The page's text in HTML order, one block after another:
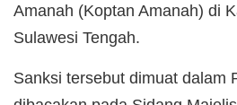
Amanah (Koptan Amanah) di
Sulawesi Tengah.
Sanksi tersebut dimuat dalam